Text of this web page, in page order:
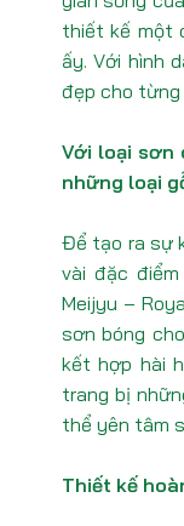
thiết kế một
ấy. Với hình
đẹp cho từng
Với loại sơn
những loại
Để tạo ra sự
vài đặc
Meijyu –
sơn bóng
kết hợp hài
trang bị
thể yên tâm
Thiết kế